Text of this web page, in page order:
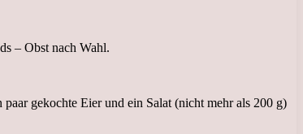
– Obst nach Wahl.
gekochte Eier und ein Salat (nicht mehr als 200 g)